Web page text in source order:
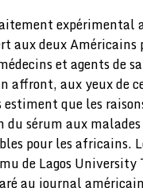
expérimental
aux deux Américains
et agents de
affront, aux yeux de
estiment que les
sérum aux
pour les africains.
de Lagos University
au journal